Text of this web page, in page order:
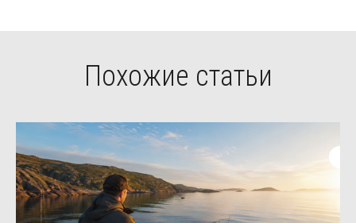
Похожие статьи